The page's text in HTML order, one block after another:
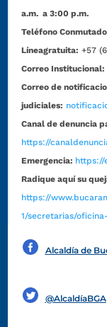
a.m. a 3:00 p.m.
Teléfono
Líneagratuita: +57
Correo Institucional:
Correo de
judiciales:
Canal de denuncia
https://
Emergencia: https://
Radique aquí su
https://
1/secretarias/
Alcaldía de
@AlcaldíaBGA